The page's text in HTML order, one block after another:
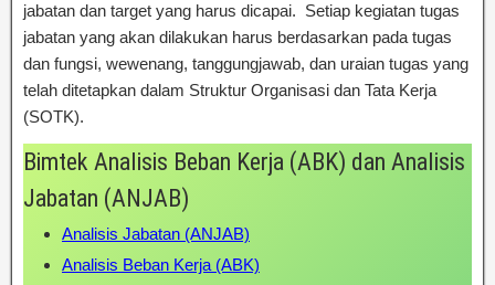
jabatan dan target yang harus dicapai. Setiap kegiatan tugas
jabatan yang akan dilakukan harus berdasarkan pada tugas
dan fungsi, wewenang, tanggungjawab, dan uraian tugas yang
telah ditetapkan dalam Struktur Organisasi dan Tata Kerja
(SOTK).
Bimtek Analisis Beban Kerja (ABK) dan Analisis
Jabatan (ANJAB)
Analisis Jabatan (ANJAB)
Analisis Beban Kerja (ABK)